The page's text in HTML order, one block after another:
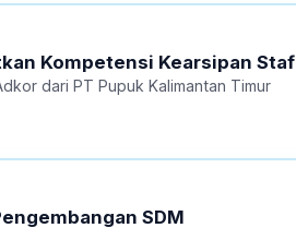
Kompetensi Kearsipan Staf
dari PT Pupuk Kalimantan Timur
SDM